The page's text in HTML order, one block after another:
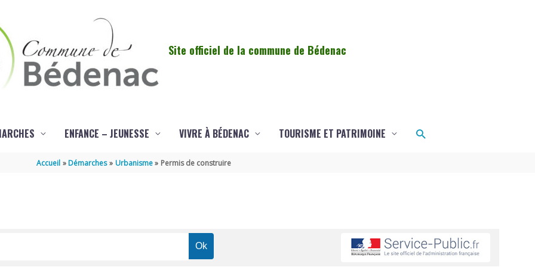
Site officiel de la commune de Bédenac
ENFANCE – JEUNESSE VIVRE À BÉDENAC TOURISME ET PATRIMOINE Rechercher
Accueil Démarches Urbanisme Permis de construire